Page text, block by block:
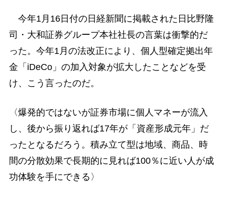
今年1月16日付の日経新聞に掲載された日比野隆
司・大和証券グループ本社社長の言葉は衝撃的だ
った。今年1月の法改正により、個人型確定拠出年
金「iDeCo」の加入対象が拡大したことなどを受
け、こう言ったのだ。
〈爆発的ではないが証券市場に個人マネーが流入
し、後から振り返れば17年が「資産形成元年」だ
ったとなるだろう。積み立て型は地域、商品、時
間の分散効果で長期的に見れば100％に近い人が成
功体験を手にできる〉